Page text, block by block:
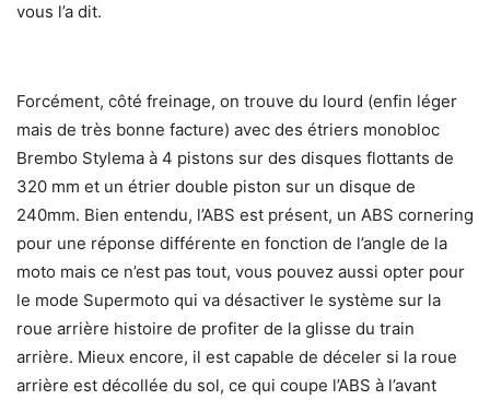
vous l’a dit.
Forcément, côté freinage, on trouve du lourd (enfin léger
mais de très bonne facture) avec des étriers monobloc
Brembo Stylema à 4 pistons sur des disques flottants de
320 mm et un étrier double piston sur un disque de
240mm. Bien entendu, l’ABS est présent, un ABS cornering
pour une réponse différente en fonction de l’angle de la
moto mais ce n’est pas tout, vous pouvez aussi opter pour
le mode Supermoto qui va désactiver le système sur la
roue arrière histoire de profiter de la glisse du train
arrière. Mieux encore, il est capable de déceler si la roue
arrière est décollée du sol, ce qui coupe l’ABS à l’avant